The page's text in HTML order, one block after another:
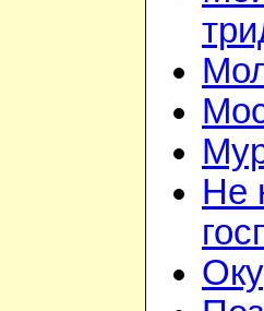
Не